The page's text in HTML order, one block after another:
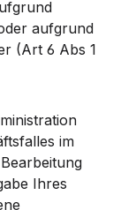
aufgrund
(Art 6 Abs 1
im
Ihres